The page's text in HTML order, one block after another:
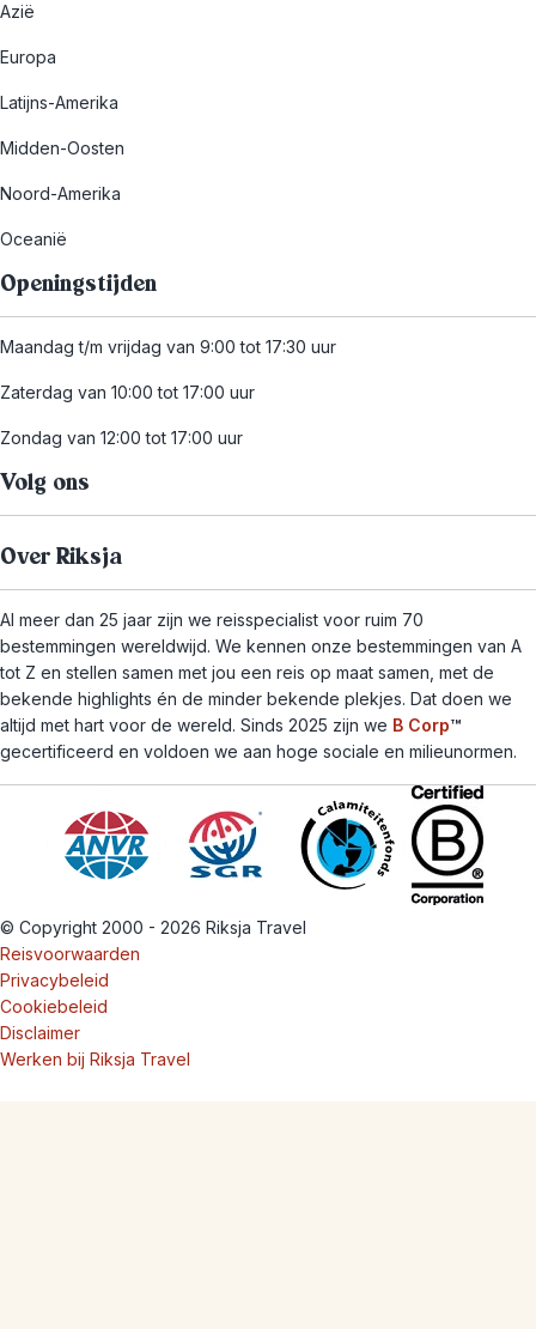
Azië
Europa
Latijns-Amerika
Midden-Oosten
Noord-Amerika
Oceanië
Openingstijden
Maandag t/m vrijdag van 9:00 tot 17:30 uur
Zaterdag van 10:00 tot 17:00 uur
Zondag van 12:00 tot 17:00 uur
Volg ons
Over Riksja
Al meer dan 25 jaar zijn we reisspecialist voor ruim 70
bestemmingen wereldwijd. We kennen onze bestemmingen van A
tot Z en stellen samen met jou een reis op maat samen, met de
bekende highlights én de minder bekende plekjes. Dat doen we
altijd met hart voor de wereld. Sinds 2025 zijn we B Corp™
gecertificeerd en voldoen we aan hoge sociale en milieunormen.
© Copyright 2000 - 2026 Riksja Travel
Reisvoorwaarden
Privacybeleid
Cookiebeleid
Disclaimer
Werken bij Riksja Travel